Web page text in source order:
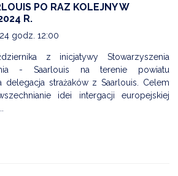
PO RAZ KOLEJNY W
R.
godz. 12:00
z inicjatywy Stowarzyszenia
- Saarlouis na terenie powiatu
delegacja strażaków z Saarlouis. Celem
idei intergacji europejskiej